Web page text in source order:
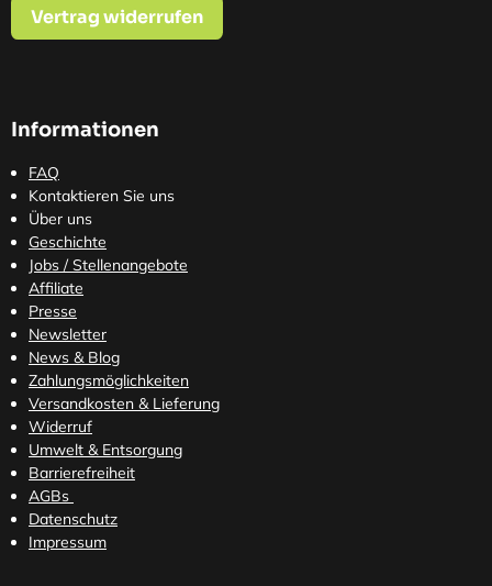
Vertrag widerrufen
Informationen
FAQ
Kontaktieren Sie uns
Über uns
Geschichte
Jobs / Stellenangebote
Affiliate
Presse
Newsletter
News & Blog
Zahlungsmöglichkeiten
Versandkosten & Lieferung
Widerruf
Umwelt & Entsorgung
Barrierefreiheit
AGBs
Datenschutz
Impressum